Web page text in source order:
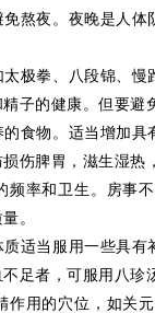
免熬夜。夜晚是人
太极拳、八段锦、
子的健康。但要避
的食物。适当增加
伤脾胃，滋生湿热
频率和卫生。房事
。
质适当服用一些具
足者，可服用八珍
作用的穴位，如关